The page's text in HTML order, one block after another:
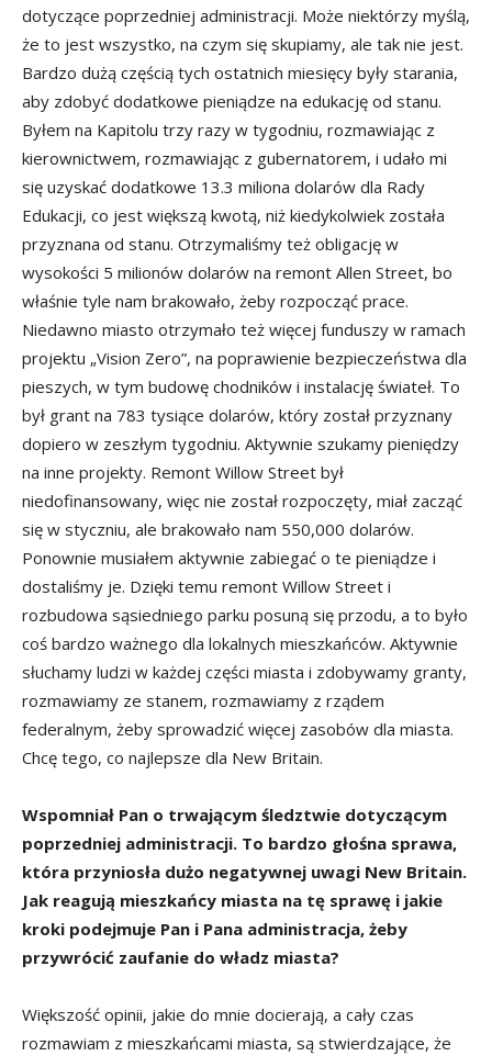
dotyczące poprzedniej administracji. Może niektórzy myślą,
że to jest wszystko, na czym się skupiamy, ale tak nie jest.
Bardzo dużą częścią tych ostatnich miesięcy były starania,
aby zdobyć dodatkowe pieniądze na edukację od stanu.
Byłem na Kapitolu trzy razy w tygodniu, rozmawiając z
kierownictwem, rozmawiając z gubernatorem, i udało mi
się uzyskać dodatkowe 13.3 miliona dolarów dla Rady
Edukacji, co jest większą kwotą, niż kiedykolwiek została
przyznana od stanu. Otrzymaliśmy też obligację w
wysokości 5 milionów dolarów na remont Allen Street, bo
właśnie tyle nam brakowało, żeby rozpocząć prace.
Niedawno miasto otrzymało też więcej funduszy w ramach
projektu „Vision Zero”, na poprawienie bezpieczeństwa dla
pieszych, w tym budowę chodników i instalację świateł. To
był grant na 783 tysiące dolarów, który został przyznany
dopiero w zeszłym tygodniu. Aktywnie szukamy pieniędzy
na inne projekty. Remont Willow Street był
niedofinansowany, więc nie został rozpoczęty, miał zacząć
się w styczniu, ale brakowało nam 550,000 dolarów.
Ponownie musiałem aktywnie zabiegać o te pieniądze i
dostaliśmy je. Dzięki temu remont Willow Street i
rozbudowa sąsiedniego parku posuną się przodu, a to było
coś bardzo ważnego dla lokalnych mieszkańców. Aktywnie
słuchamy ludzi w każdej części miasta i zdobywamy granty,
rozmawiamy ze stanem, rozmawiamy z rządem
federalnym, żeby sprowadzić więcej zasobów dla miasta.
Chcę tego, co najlepsze dla New Britain.
Wspomniał Pan o trwającym śledztwie dotyczącym
poprzedniej administracji. To bardzo głośna sprawa,
która przyniosła dużo negatywnej uwagi New Britain.
Jak reagują mieszkańcy miasta na tę sprawę i jakie
kroki podejmuje Pan i Pana administracja, żeby
przywrócić zaufanie do władz miasta?
Większość opinii, jakie do mnie docierają, a cały czas
rozmawiam z mieszkańcami miasta, są stwierdzające, że